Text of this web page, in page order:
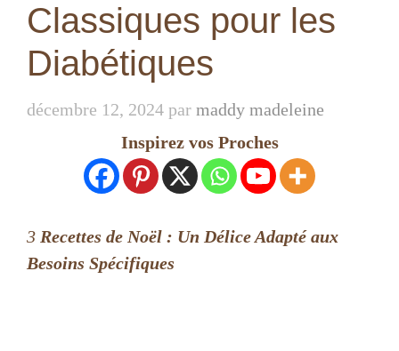
Classiques pour les
Diabétiques
décembre 12, 2024 par maddy madeleine
Inspirez vos Proches
3 Recettes de Noël : Un Délice Adapté aux
Besoins Spécifiques